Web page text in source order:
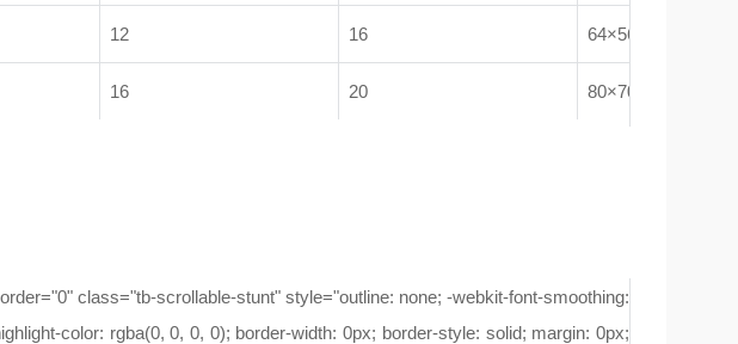
12 16 64×56
16 20 80×70
class="tb-scrollable-stunt" style="outline: none; -webkit-font-smoothing:
color: rgba(0, 0, 0, 0); border-width: 0px; border-style: solid; margin: 0px;